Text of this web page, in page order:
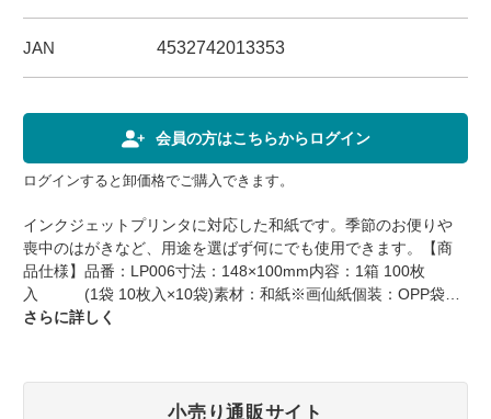
JAN 4532742013353
会員の方はこちらからログイン
ログインすると卸価格でご購入できます。
インクジェットプリンタに対応した和紙です。季節のお便りや
喪中のはがきなど、用途を選ばず何にでも使用できます。【商
品仕様】品番：LP006寸法：148×100mm内容：1箱 100枚
入 (1袋 10枚入×10袋)素材：和紙※画仙紙個装：OPP袋入
包装：箱入備考：【にじみ具合】にじまないインクジェットプ
さらに詳しく
小売り通販サイト